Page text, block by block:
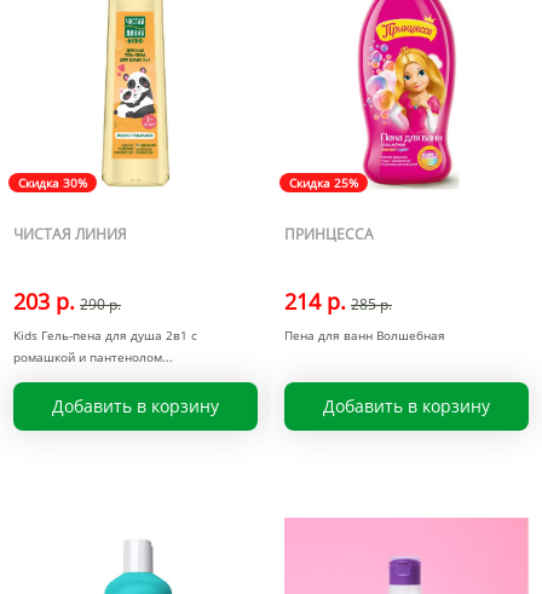
Скидка 30%
ЧИСТАЯ ЛИНИЯ
203 р. 290 р.
Kids Гель-пена для душа 2в1 с
ромашкой и пантенолом
Добавить в корзину
Скидка 25%
ПРИНЦЕССА
214 р. 285 р.
Пена для ванн Волшебная
Добавить в корзину